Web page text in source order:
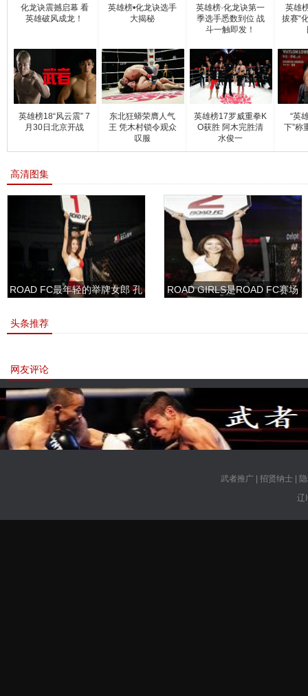
化龙诀震撼启幕 看
英雄破风成龙！
英雄榜•化龙诀选手
大揭秘
英雄榜·化龙诀第一
季选手悉数到位 战
斗一触即发！
英雄
拔赛“
英雄榜18“风云震” 7
月30日北京开战
东北狂蟒荣膺人气
王 凭木村锁令观众
叹服
英雄榜17罗威重拳K
O获胜 阿木完胜清
水俊一
“英
下”称
高清图集
ROAD FC最年轻的举牌女郎 孔
ROAD GIRLS是ROAD FC赛场
头条推荐
网友评论
武者推广| 招贤纳士|
辽